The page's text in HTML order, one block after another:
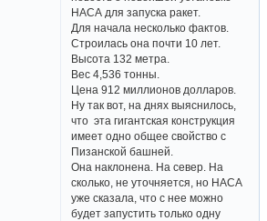
НАСА для запуска ракет.
Для начала несколько фактов.
Строилась она почти 10 лет.
Высота 132 метра.
Вес 4,536 тонны.
Цена 912 миллионов долларов.
Ну так вот, на днях выяснилось,
что эта гигантская конструкция
имеет одно общее свойство с
Пизанской башней.
Она наклонена. На север. На
сколько, не уточняется, но НАСА
уже сказала, что с нее можно
будет запустить только одну